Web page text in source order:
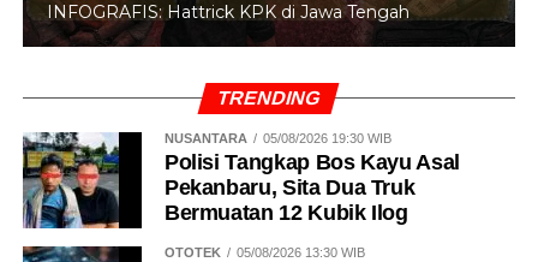
INFOGRAFIS: 5 Anggota DPR Dinonaktifkan
TRENDING
NUSANTARA 05/08/2026 19:30 WIB
Polisi Tangkap Bos Kayu Asal
Pekanbaru, Sita Dua Truk
Bermuatan 12 Kubik Ilog
OTOTEK 05/08/2026 13:30 WIB